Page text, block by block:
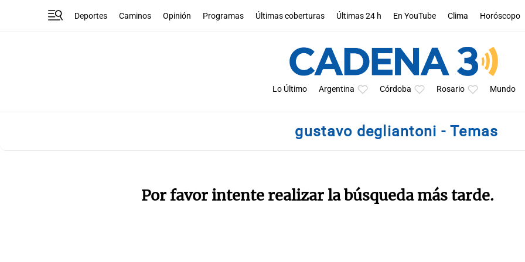
Deportes Caminos Opinión Programas Últimas coberturas Últimas 24 h En YouTube Clima Horóscopo
Lo Último Argentina Córdoba Rosario Mundo
gustavo degliantoni - Temas
Por favor intente realizar la búsqueda más tarde.